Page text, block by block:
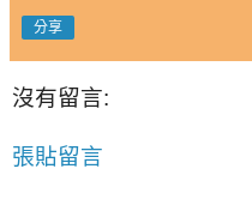
分享
沒有留言:
張貼留言